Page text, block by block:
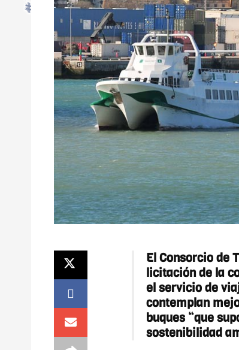
El Consorcio de
licitación de la
el servicio de
contemplan
buques “que
sostenibilidad